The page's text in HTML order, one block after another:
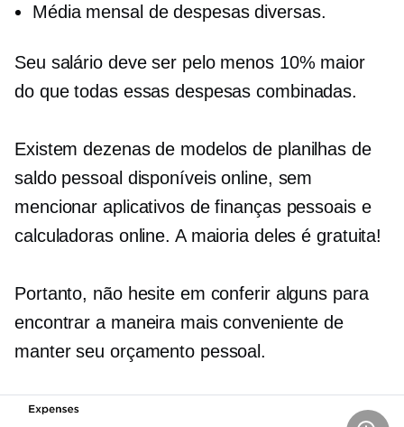
Média mensal de despesas diversas.
Seu salário deve ser pelo menos 10% maior
do que todas essas despesas combinadas.
Existem dezenas de modelos de planilhas de
saldo pessoal disponíveis online, sem
mencionar aplicativos de finanças pessoais e
calculadoras online. A maioria deles é gratuita!
Portanto, não hesite em conferir alguns para
encontrar a maneira mais conveniente de
manter seu orçamento pessoal.